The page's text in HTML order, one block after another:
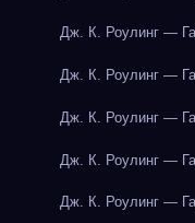
Дж. К. Роулинг —
Дж. К. Роулинг —
Дж. К. Роулинг —
Дж. К. Роулинг —
Дж. К. Роулинг —